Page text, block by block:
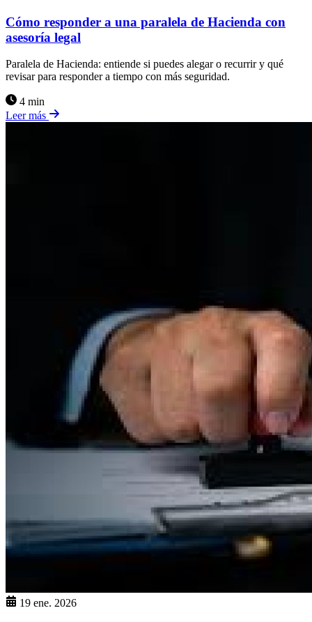
Cómo responder a una paralela de Hacienda con
asesoría legal
Paralela de Hacienda: entiende si puedes alegar o recurrir y qué
revisar para responder a tiempo con más seguridad.
4 min
Leer más
19 ene. 2026